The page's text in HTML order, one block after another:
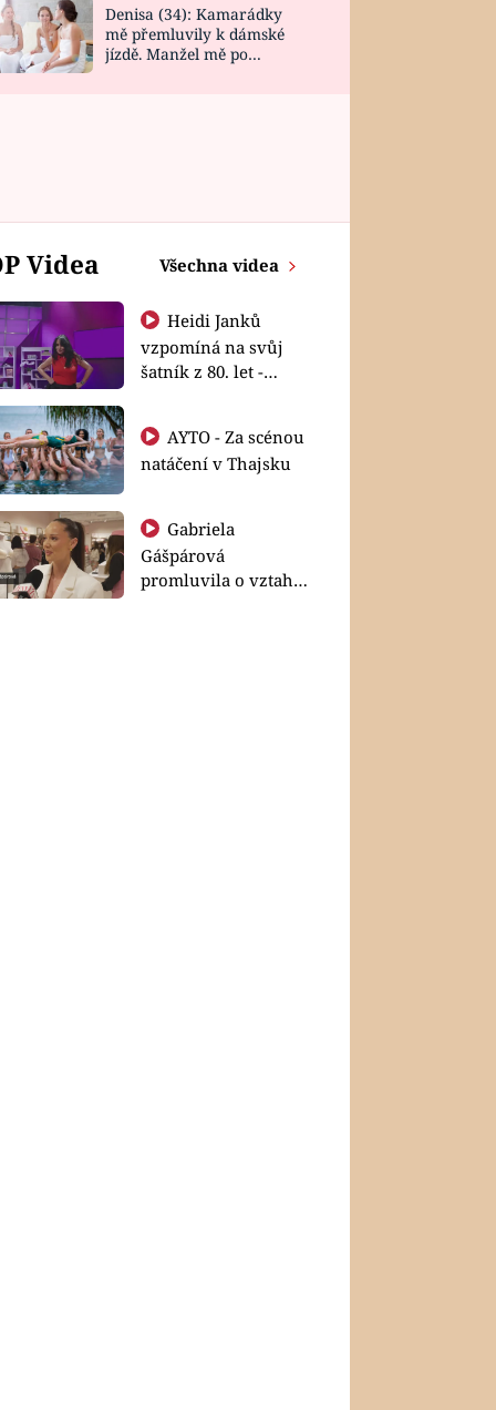
Denisa (34): Kamarádky
mě přemluvily k dámské
jízdě. Manžel mě po
Videa Všechna videa
Heidi Janků
vzpomíná na svůj
šatník z 80. let -
natáčení v Thajsku
Gabriela
Gášpárová
promluvila o vztahu